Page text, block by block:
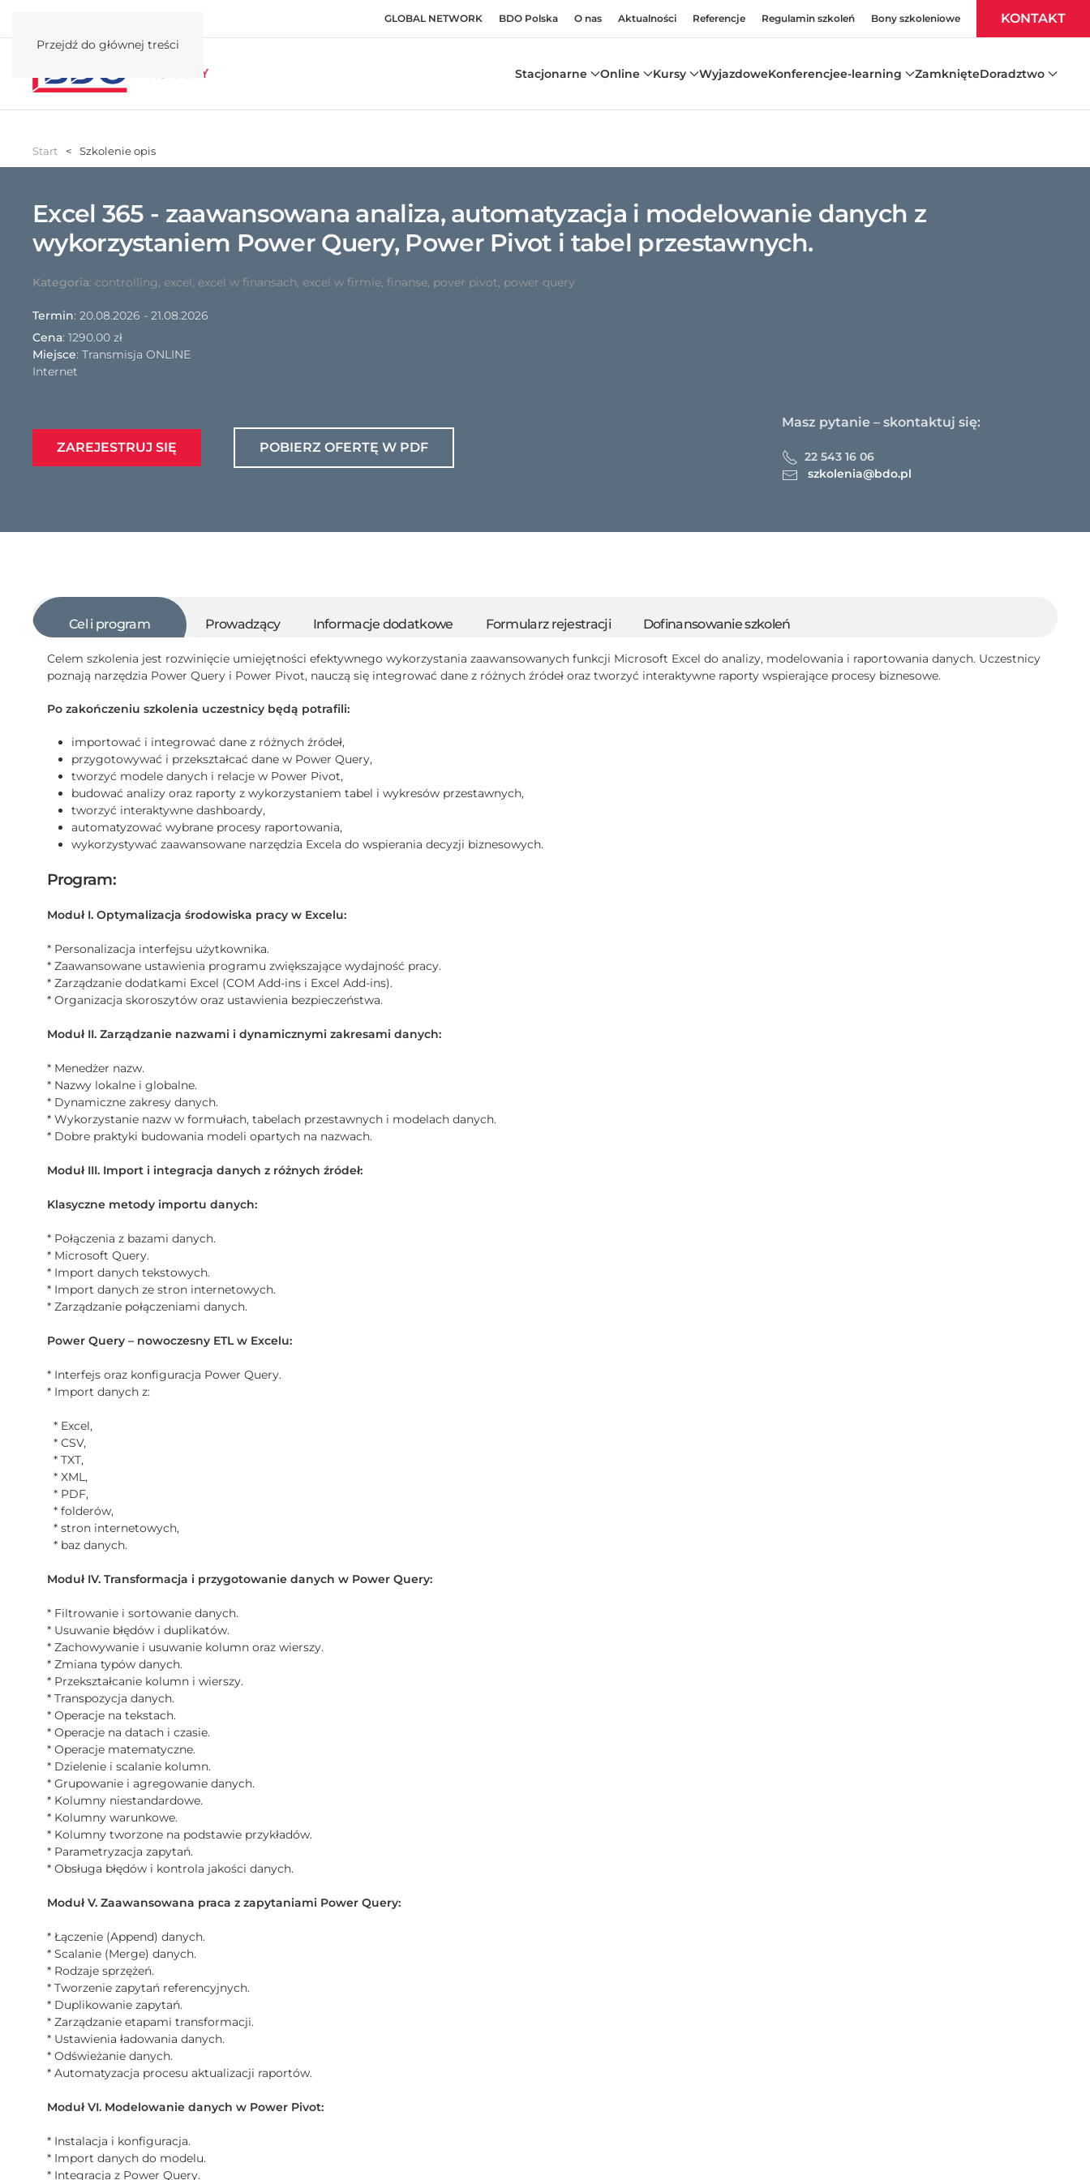
Przejdź do głównej treści
GLOBAL NETWORK BDO Polska O nas Aktualności Referencje Regulamin szkoleń Bony szkoleniowe KONTAKT
Stacjonarne Online Kursy WyjazdoweKonferencjee-learning ZamknięteDoradztwo
Start Szkolenie opis
Excel 365 - zaawansowana analiza, automatyzacja i modelowanie danych z
wykorzystaniem Power Query, Power Pivot i tabel przestawnych.
Kategoria: controlling, excel, excel w finansach, excel w firmie, finanse, pover pivot, power query
Termin: 20.08.2026 - 21.08.2026
Cena: 1290.00 zł
Miejsce: Transmisja ONLINE
Internet
ZAREJESTRUJ SIĘ POBIERZ OFERTĘ W PDF
Masz pytanie – skontaktuj się:
22 543 16 06
szkolenia@bdo.pl
Cel i program Prowadzący Informacje dodatkowe Formularz rejestracji Dofinansowanie szkoleń
Celem szkolenia jest rozwinięcie umiejętności efektywnego wykorzystania zaawansowanych funkcji Microsoft Excel do analizy, modelowania i raportowania danych. Uczestnicy
poznają narzędzia Power Query i Power Pivot, nauczą się integrować dane z różnych źródeł oraz tworzyć interaktywne raporty wspierające procesy biznesowe.
Po zakończeniu szkolenia uczestnicy będą potrafili:
importować i integrować dane z różnych źródeł,
przygotowywać i przekształcać dane w Power Query,
tworzyć modele danych i relacje w Power Pivot,
budować analizy oraz raporty z wykorzystaniem tabel i wykresów przestawnych,
tworzyć interaktywne dashboardy,
automatyzować wybrane procesy raportowania,
wykorzystywać zaawansowane narzędzia Excela do wspierania decyzji biznesowych.
Program:
Moduł I. Optymalizacja środowiska pracy w Excelu:
* Personalizacja interfejsu użytkownika.
* Zaawansowane ustawienia programu zwiększające wydajność pracy.
* Zarządzanie dodatkami Excel (COM Add-ins i Excel Add-ins).
* Organizacja skoroszytów oraz ustawienia bezpieczeństwa.
Moduł II. Zarządzanie nazwami i dynamicznymi zakresami danych:
* Menedżer nazw.
* Nazwy lokalne i globalne.
* Dynamiczne zakresy danych.
* Wykorzystanie nazw w formułach, tabelach przestawnych i modelach danych.
* Dobre praktyki budowania modeli opartych na nazwach.
Moduł III. Import i integracja danych z różnych źródeł:
Klasyczne metody importu danych:
* Połączenia z bazami danych.
* Microsoft Query.
* Import danych tekstowych.
* Import danych ze stron internetowych.
* Zarządzanie połączeniami danych.
Power Query – nowoczesny ETL w Excelu:
* Interfejs oraz konfiguracja Power Query.
* Import danych z:
* Excel,
* CSV,
* TXT,
* XML,
* PDF,
* folderów,
* stron internetowych,
* baz danych.
Moduł IV. Transformacja i przygotowanie danych w Power Query:
* Filtrowanie i sortowanie danych.
* Usuwanie błędów i duplikatów.
* Zachowywanie i usuwanie kolumn oraz wierszy.
* Zmiana typów danych.
* Przekształcanie kolumn i wierszy.
* Transpozycja danych.
* Operacje na tekstach.
* Operacje na datach i czasie.
* Operacje matematyczne.
* Dzielenie i scalanie kolumn.
* Grupowanie i agregowanie danych.
* Kolumny niestandardowe.
* Kolumny warunkowe.
* Kolumny tworzone na podstawie przykładów.
* Parametryzacja zapytań.
* Obsługa błędów i kontrola jakości danych.
Moduł V. Zaawansowana praca z zapytaniami Power Query:
* Łączenie (Append) danych.
* Scalanie (Merge) danych.
* Rodzaje sprzężeń.
* Tworzenie zapytań referencyjnych.
* Duplikowanie zapytań.
* Zarządzanie etapami transformacji.
* Ustawienia ładowania danych.
* Odświeżanie danych.
* Automatyzacja procesu aktualizacji raportów.
Moduł VI. Modelowanie danych w Power Pivot:
* Instalacja i konfiguracja.
* Import danych do modelu.
* Integracja z Power Query.